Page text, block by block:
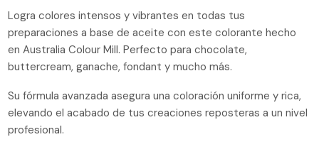
Logra colores intensos y vibrantes en todas tus
preparaciones a base de aceite con este colorante hecho
en Australia Colour Mill. Perfecto para chocolate,
buttercream, ganache, fondant y mucho más.
Su fórmula avanzada asegura una coloración uniforme y rica,
elevando el acabado de tus creaciones reposteras a un nivel
profesional.